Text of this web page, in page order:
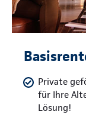
Private
für Ihre
Lösung!